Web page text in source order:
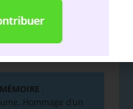
:
Hommage d’un